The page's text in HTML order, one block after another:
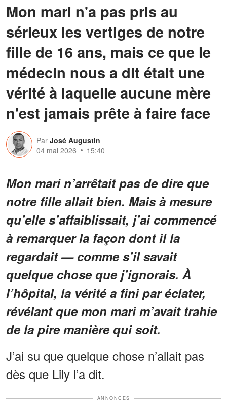
Mon mari n'a pas pris au
sérieux les vertiges de notre
fille de 16 ans, mais ce que le
médecin nous a dit était une
vérité à laquelle aucune mère
n'est jamais prête à faire face
Par José Augustin
04 mai 2026
15:40
Mon mari n’arrêtait pas de dire que
notre fille allait bien. Mais à mesure
qu’elle s’affaiblissait, j’ai commencé
à remarquer la façon dont il la
regardait — comme s’il savait
quelque chose que j’ignorais. À
l’hôpital, la vérité a fini par éclater,
révélant que mon mari m’avait trahie
de la pire manière qui soit.
J’ai su que quelque chose n’allait pas
dès que Lily l’a dit.
ANNONCES